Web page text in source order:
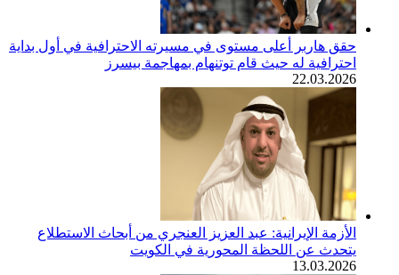
حقق هاربر أعلى مستوى في مسيرته الاحترافية في أول بداية
احترافية له حيث قام توتنهام بمهاجمة بيسرز
22.03.2026
الأزمة الإيرانية: عبد العزيز العنجري من أبحاث الاستطلاع
يتحدث عن اللحظة المحورية في الكويت
13.03.2026